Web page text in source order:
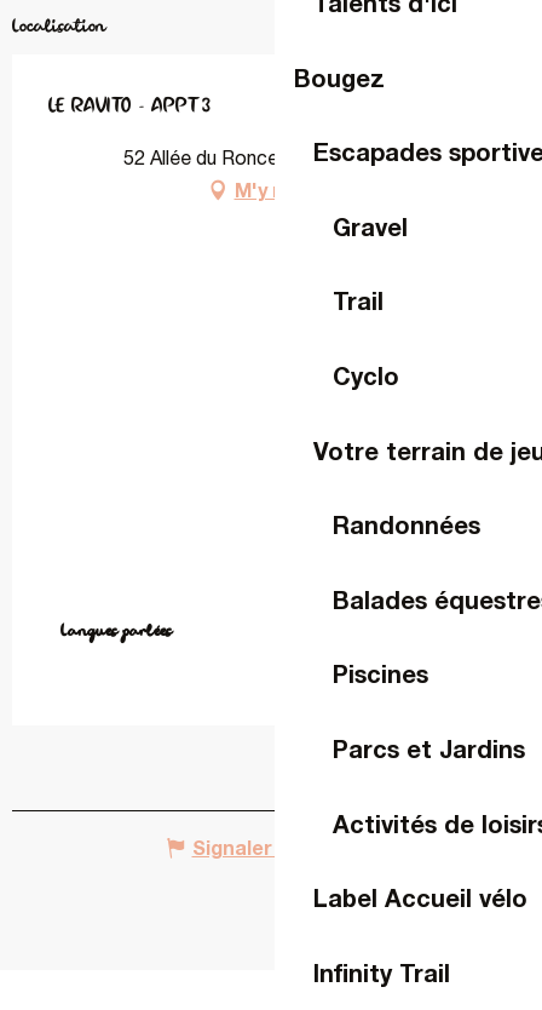
Bougez
Escapades
Gravel
Trail
Cyclo
Votre terrain de
Randonnées
Balades
Piscines
Parcs et Jardins
Activités de
Label Accueil vélo
Infinity Trail
Localisation
LE RAVITO - APPT 3
52 Allée du Ronceray, 53000 Laval
M'y rendre
Langues parlées
Langues parlées
Signaler une erreur